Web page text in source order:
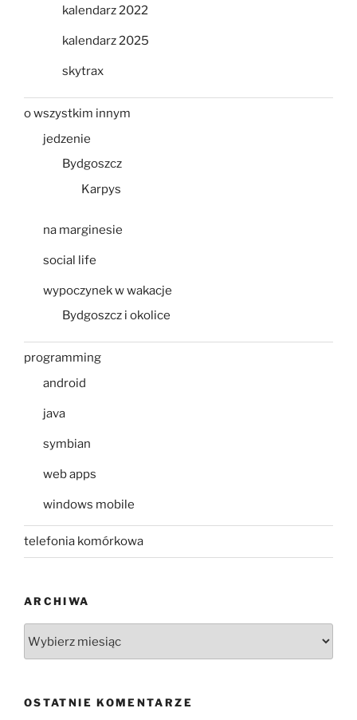
kalendarz 2022
kalendarz 2025
skytrax
o wszystkim innym
jedzenie
Bydgoszcz
Karpys
na marginesie
social life
wypoczynek w wakacje
Bydgoszcz i okolice
programming
android
java
symbian
web apps
windows mobile
telefonia komórkowa
ARCHIWA
OSTATNIE KOMENTARZE